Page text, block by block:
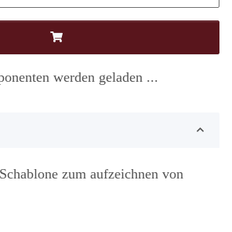
werden geladen ...
zum aufzeichnen von